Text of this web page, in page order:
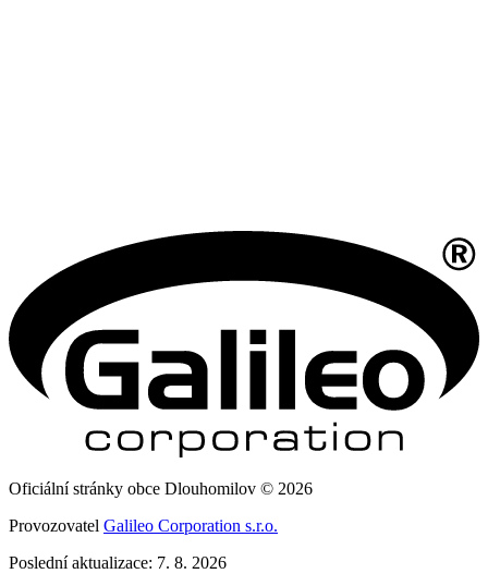
Oficiální stránky obce Dlouhomilov © 2026
Provozovatel Galileo Corporation s.r.o.
Poslední aktualizace: 7. 8. 2026